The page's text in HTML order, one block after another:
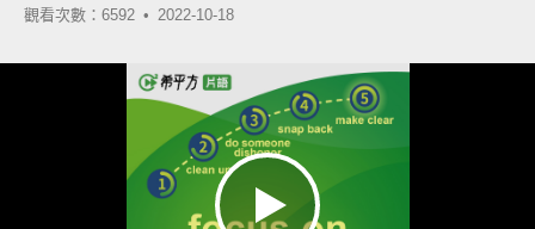
觀看次數：6592 • 2022-10-18